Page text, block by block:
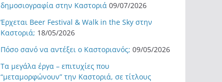
δημοσιογραφία στην Καστοριά 09/07/2026
Έρχεται Beer Festival & Walk in the Sky στην
Καστοριά; 18/05/2026
Πόσο σανό να αντέξει ο Καστοριανός; 09/05/2026
Τα μεγάλα έργα – επιτυχίες που
“μεταμορφώνουν” την Καστοριά, σε τίτλους